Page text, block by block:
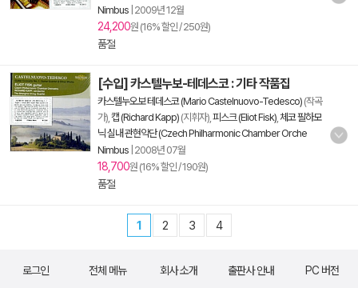
Nimbus 2009년 12월
24,200원 (16% 할인 / 250원)
품절
[수입] 카스텔누보-테데스코 : 기타 작품집
카스텔누오보 테데스코 (Mario Castelnuovo-Tedesco) (작곡
가), 캡 (Richard Kapp) (지휘자), 피스크 (Eliot Fisk) 체코 필하모
닉 실내 관현악단 (Czech Philharmonic Chamber Orche
Nimbus 2008년 07월
18,700원 (16% 할인 / 190원)
품절
1 2 3 4
로그인 전체 메뉴 회사 소개 출판사 안내 PC 버전